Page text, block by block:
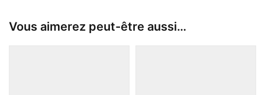
Vous aimerez peut-être aussi…